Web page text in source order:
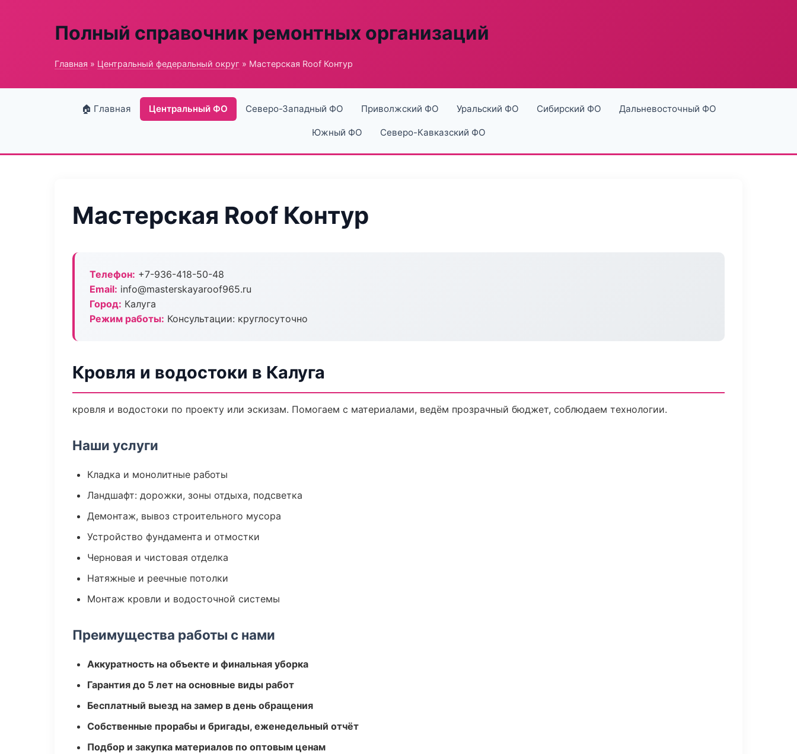
Полный справочник ремонтных организаций
Главная » Центральный федеральный округ » Мастерская Roof Контур
🏠 Главная Центральный ФО Северо-Западный ФО Приволжский ФО Уральский ФО Сибирский ФО Дальневосточный ФО
Южный ФО Северо-Кавказский ФО
Мастерская Roof Контур
Телефон: +7-936-418-50-48
Email: info@masterskayaroof965.ru
Город: Калуга
Режим работы: Консультации: круглосуточно
Кровля и водостоки в Калуга
кровля и водостоки по проекту или эскизам. Помогаем с материалами, ведём прозрачный бюджет, соблюдаем технологии.
Наши услуги
Кладка и монолитные работы
Ландшафт: дорожки, зоны отдыха, подсветка
Демонтаж, вывоз строительного мусора
Устройство фундамента и отмостки
Черновая и чистовая отделка
Натяжные и реечные потолки
Монтаж кровли и водосточной системы
Преимущества работы с нами
Аккуратность на объекте и финальная уборка
Гарантия до 5 лет на основные виды работ
Бесплатный выезд на замер в день обращения
Собственные прорабы и бригады, еженедельный отчёт
Подбор и закупка материалов по оптовым ценам